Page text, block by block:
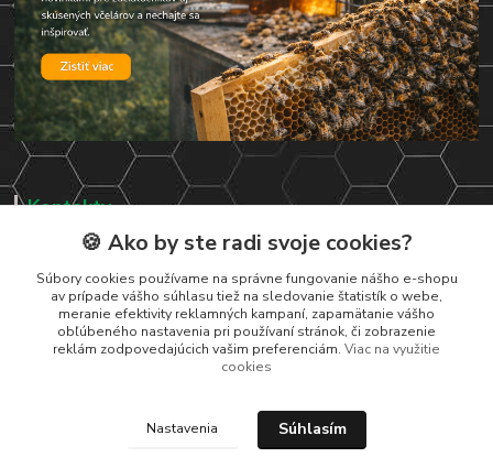
Kontakty
Zákaznická podpora
+421 919 037 687
Po-So , 8-17 hod
vcelarstvotrizuliak@centrum.sk
🍪 Ako by ste radi svoje cookies?
Súbory cookies používame na správne fungovanie nášho e-shopu
av prípade vášho súhlasu tiež na sledovanie štatistík o webe,
meranie efektivity reklamných kampaní, zapamätanie vášho
obľúbeného nastavenia pri používaní stránok, či zobrazenie
reklám zodpovedajúcich vašim preferenciám. Viac na využitie
cookies
Nastavenia Súhlasím